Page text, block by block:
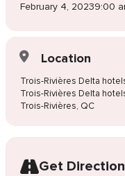
February 4, 20239:00
Location
Trois-Rivières Delta
Trois-Rivières Delta
Trois-Rivières, QC
Get